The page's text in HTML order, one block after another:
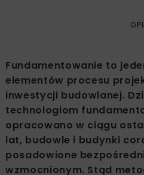
Fundamentowanie to
elementów procesu
inwestycji budowlanej.
technologiom
opracowano w ciągu
lat, budowle i budynki
posadowione
wzmocnionym. Stąd